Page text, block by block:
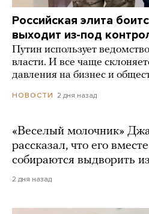
Российская элита
выходит из-под
Путин использует
власти. И все чаще
давления на бизнес и
НОВОСТИ 2 дня назад
«Веселый молочник»
рассказал, что его
собираются выдворить
2 дня назад